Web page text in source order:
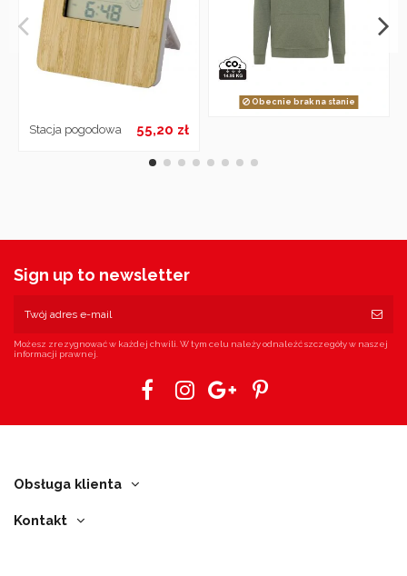
Stacja pogodowa 55,20 zł
Obecnie brak na stanie
Sign up to newsletter
Możesz zrezygnować w każdej chwili. W tym celu należy odnaleźć szczegóły w naszej
informacji prawnej.
Obsługa klienta
Kontakt